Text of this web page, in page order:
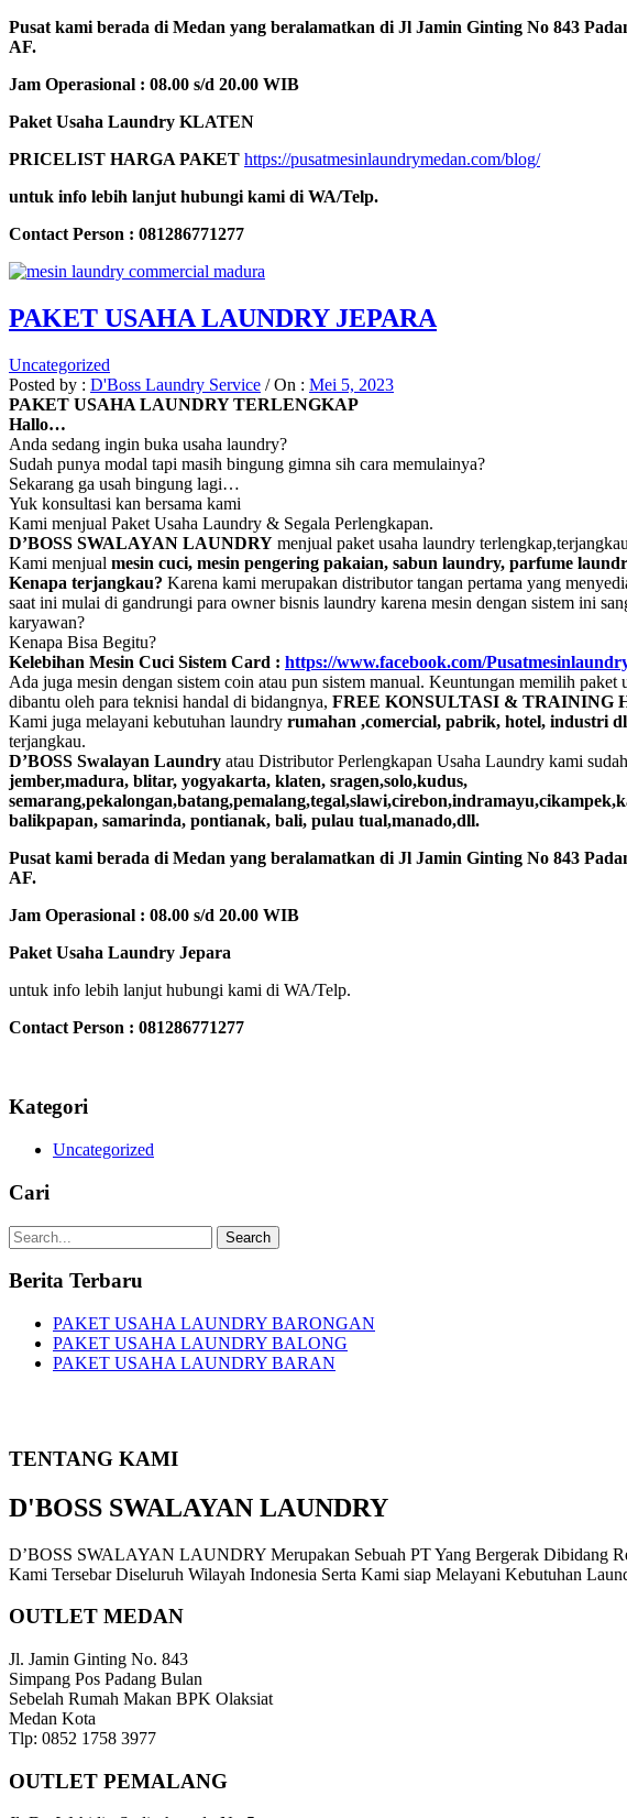
Pusat kami berada di Medan yang beralamatkan di Jl Jamin Ginting No 843
AF.
Jam Operasional : 08.00 s/d 20.00 WIB
Paket Usaha Laundry KLATEN
PRICELIST HARGA PAKET https://pusatmesinlaundrymedan.com/blog/
untuk info lebih lanjut hubungi kami di WA/Telp.
Contact Person : 081286771277
PAKET USAHA LAUNDRY JEPARA
Uncategorized
Posted by : D'Boss Laundry Service / On : Mei 5, 2023
PAKET USAHA LAUNDRY TERLENGKAP
Hallo…
Anda sedang ingin buka usaha laundry?
Sudah punya modal tapi masih bingung gimna sih cara memulainya?
Sekarang ga usah bingung lagi…
Yuk konsultasi kan bersama kami
Kami menjual Paket Usaha Laundry & Segala Perlengkapan.
D’BOSS SWALAYAN LAUNDRY menjual paket usaha laundry
Kami menjual mesin cuci, mesin pengering pakaian, sabun laundry, parfume
Kenapa terjangkau? Karena kami merupakan distributor tangan pertama yang
saat ini mulai di gandrungi para owner bisnis laundry karena mesin dengan sistem ini
karyawan?
Kenapa Bisa Begitu?
Kelebihan Mesin Cuci Sistem Card : https://www.facebook.com/
Ada juga mesin dengan sistem coin atau pun sistem manual. Keuntungan memilih paket
dibantu oleh para teknisi handal di bidangnya, FREE KONSULTASI & TRAINING
Kami juga melayani kebutuhan laundry rumahan ,comercial, pabrik, hotel, industri
terjangkau.
D’BOSS Swalayan Laundry atau Distributor Perlengkapan Usaha Laundry kami
jember,madura, blitar, yogyakarta, klaten, sragen,solo,kudus,
balikpapan, samarinda, pontianak, bali, pulau tual,manado,dll.
Pusat kami berada di Medan yang beralamatkan di Jl Jamin Ginting No 843
AF.
Jam Operasional : 08.00 s/d 20.00 WIB
Paket Usaha Laundry Jepara
untuk info lebih lanjut hubungi kami di WA/Telp.
Contact Person : 081286771277
Kategori
Uncategorized
Cari
Search
Berita Terbaru
PAKET USAHA LAUNDRY BARONGAN
PAKET USAHA LAUNDRY BALONG
PAKET USAHA LAUNDRY BARAN
TENTANG KAMI
D'BOSS SWALAYAN LAUNDRY
D’BOSS SWALAYAN LAUNDRY Merupakan Sebuah PT Yang Bergerak Dibidang
Kami Tersebar Diseluruh Wilayah Indonesia Serta Kami siap Melayani Kebutuhan
OUTLET MEDAN
Jl. Jamin Ginting No. 843
Simpang Pos Padang Bulan
Sebelah Rumah Makan BPK Olaksiat
Medan Kota
Tlp: 0852 1758 3977
OUTLET PEMALANG